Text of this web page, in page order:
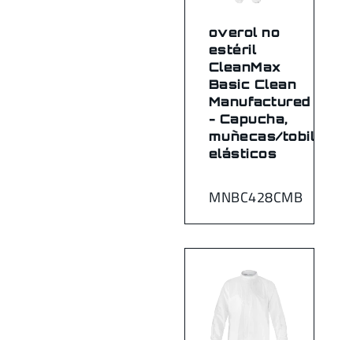
MNBC428CMB
overol no
estéril
CleanMax
Basic Clean
Manufactured
- Capucha,
muñecas/tobillos
elásticos